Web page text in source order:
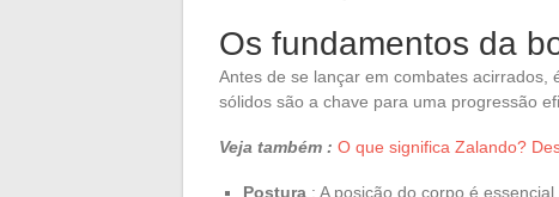
Os fundamentos da
Antes de se lançar em combates
sólidos são a chave para uma progressão
Veja também : O que significa Zalando?
Postura : A posição do corpo é